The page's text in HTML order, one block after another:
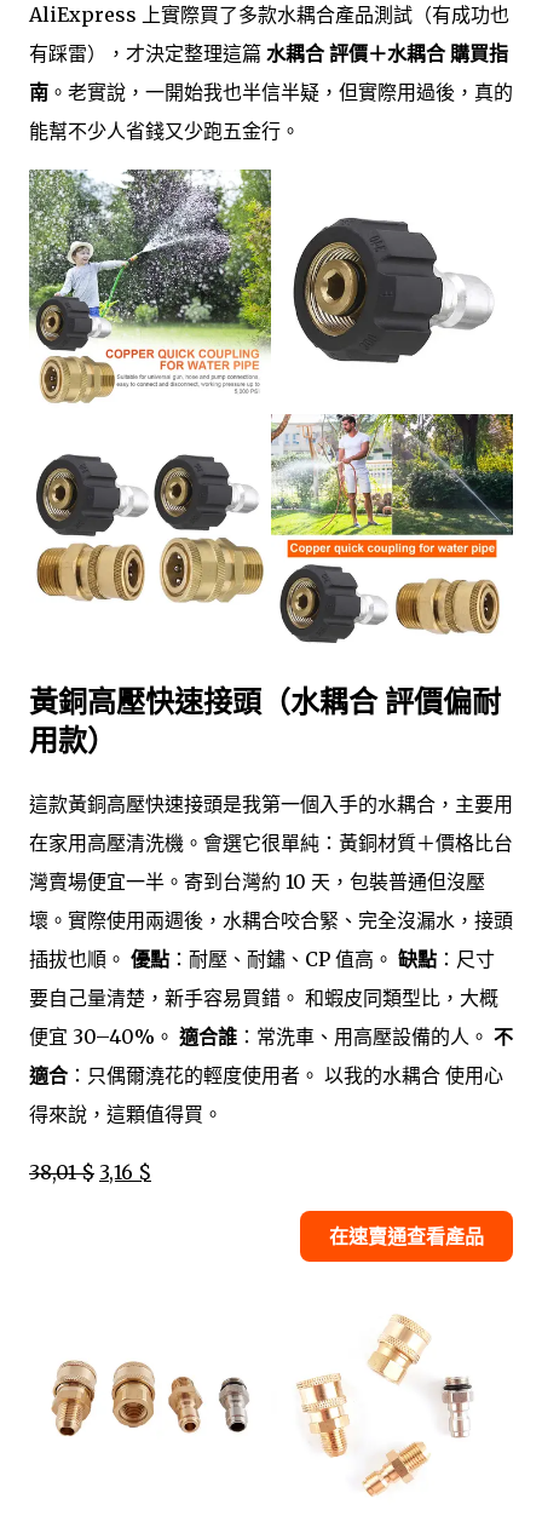
AliExpress 上實際買了多款水耦合產品測試（有成功也
有踩雷），才決定整理這篇 水耦合 評價＋水耦合 購買指
南 。老實說，一開始我也半信半疑，但實際用過後，真的
能幫不少人省錢又少跑五金行。
黃銅高壓快速接頭（水耦合 評價偏耐
用款）
這款黃銅高壓快速接頭是我第一個入手的水耦合，主要用
在家用高壓清洗機。會選它很單純：黃銅材質＋價格比台
灣賣場便宜一半。寄到台灣約 10 天，包裝普通但沒壓
壞。實際使用兩週後，水耦合咬合緊、完全沒漏水，接頭
插拔也順。 優點 ：耐壓、耐鏽、CP 值高。 缺點 ：尺寸
要自己量清楚，新手容易買錯。 和蝦皮同類型比，大概
便宜 30–40%。 適合誰 ：常洗車、用高壓設備的人。 不
適合 ：只偶爾澆花的輕度使用者。 以我的水耦合 使用心
得來說，這顆值得買。
38,01 $ 3,16 $
在速賣通查看產品